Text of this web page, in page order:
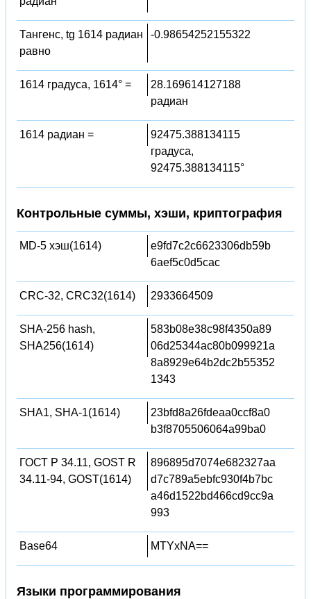
Тангенс, tg 1614 радиан
равно
-0.98654252155322
1614 градуса, 1614° =
28.169614127188
радиан
1614 радиан =
92475.388134115
градуса,
92475.388134115°
Контрольные суммы, хэши, криптография
MD-5 хэш(1614)
e9fd7c2c6623306db59b
6aef5c0d5cac
CRC-32, CRC32(1614) 2933664509
SHA-256 hash,
SHA256(1614)
583b08e38c98f4350a89
06d25344ac80b099921a
8a8929e64b2dc2b55352
1343
SHA1, SHA-1(1614)
23bfd8a26fdeaa0ccf8a0
b3f8705506064a99ba0
ГОСТ Р 34.11, GOST R
34.11-94, GOST(1614)
896895d7074e682327aa
d7c789a5ebfc930f4b7bc
a46d1522bd466cd9cc9a
993
Base64 MTYxNA==
Языки программирования